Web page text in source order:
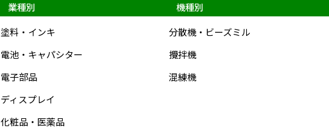
業種別
塗料・インキ
電池・キャパシター
電子部品
ディスプレイ
化粧品・医薬品
機種別
分散機・ビーズミル
攪拌機
混練機